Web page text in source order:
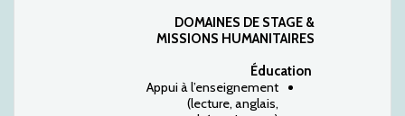
DOMAINES DE STAGE &
MISSIONS HUMANITAIRES
Appui à l’enseignement
(lecture, anglais,